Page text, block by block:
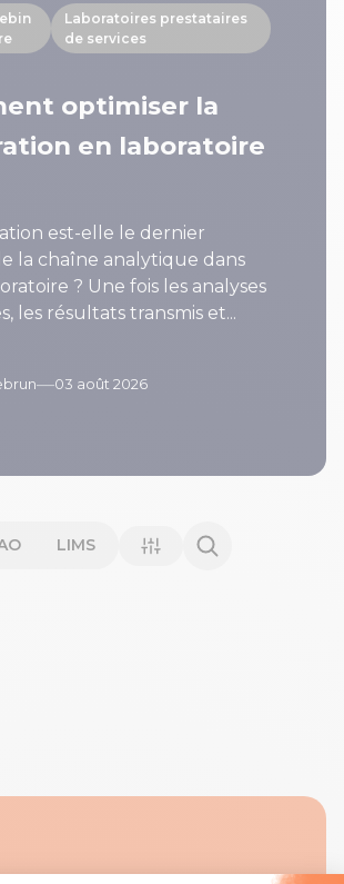
Laboratoires prestataires
de services
optimiser la
en laboratoire
est-elle le dernier
la chaîne analytique dans
? Une fois les analyses
les résultats transmis et...
—03 août 2026
LIMS